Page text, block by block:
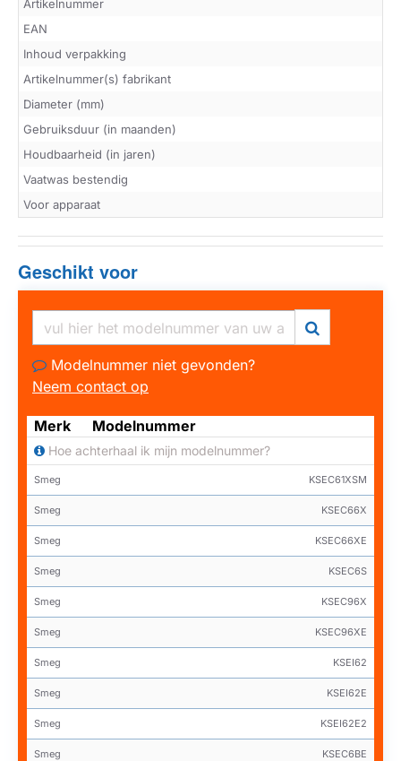
Artikelnummer
EAN
Inhoud verpakking
Artikelnummer(s) fabrikant
Diameter (mm)
Gebruiksduur (in maanden)
Houdbaarheid (in jaren)
Vaatwas bestendig
Voor apparaat
Geschikt voor
Modelnummer niet gevonden?
Neem contact op
Merk Modelnummer
Hoe achterhaal ik mijn modelnummer?
Smeg KSEC61XSM
Smeg KSEC66X
Smeg KSEC66XE
Smeg KSEC6S
Smeg KSEC96X
Smeg KSEC96XE
Smeg KSEI62
Smeg KSEI62E
Smeg KSEI62E2
Smeg KSEC6BE